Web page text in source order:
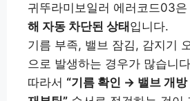
귀뚜라미보일러 에러코드03은
해 자동 차단된 상태 입니다.
기름 부족, 밸브 잠김, 감지기
으로 발생하는 경우가 많습니
따라서 “기름 확인 → 밸브 개